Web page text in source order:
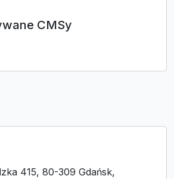
CMSy
415, 80-309 Gdańsk,